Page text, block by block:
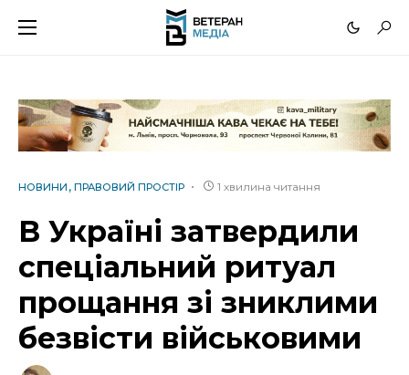
НОВИНИ ПРАВОВИЙ ПРОСТІР 1 хвилина читання
В Україні затвердили
спеціальний ритуал
прощання зі зниклими
безвісти військовими